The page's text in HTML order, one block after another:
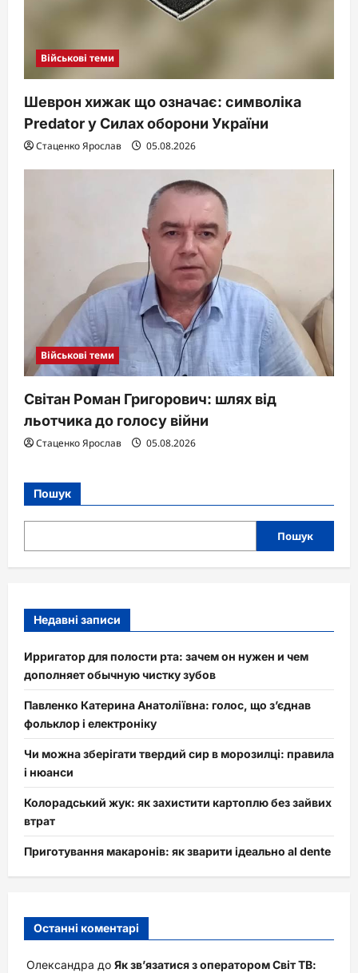
Військові теми
Шеврон хижак що означає: символіка
Predator у Силах оборони України
Стаценко Ярослав 05.08.2026
Військові теми
Світан Роман Григорович: шлях від
льотчика до голосу війни
Стаценко Ярослав 05.08.2026
Пошук
Пошук
Недавні записи
Ирригатор для полости рта: зачем он нужен и чем
дополняет обычную чистку зубов
Павленко Катерина Анатоліївна: голос, що з’єднав
фольклор і електроніку
Чи можна зберігати твердий сир в морозилці: правила
і нюанси
Колорадський жук: як захистити картоплю без зайвих
втрат
Приготування макаронів: як зварити ідеально al dente
Останні коментарі
Олександра до Як зв’язатися з оператором Світ ТВ: